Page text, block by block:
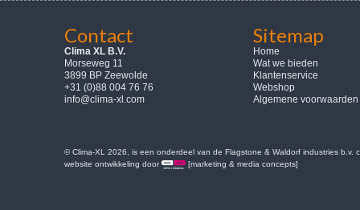
Contact
Clima XL B.V.
Morseweg 11
3899 BP Zeewolde
+31 (0)88 004 76 76
info@clima-xl.com
Sitemap
Home
Wat we bieden
Klantenservice
Webshop
Algemene voorwaarden
© Clima-XL 2026, is een onderdeel van de Flagstone & Waldorf industries b.v.
website ontwikkeling door
[marketing & media concepts]